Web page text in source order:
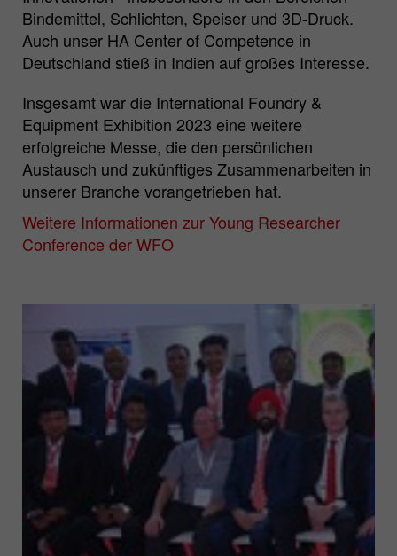
Bindemittel, Schlichten, Speiser und 3D-Druck.
Auch unser HA Center of Competence in
Deutschland stieß in Indien auf großes Interesse.
Insgesamt war die International Foundry &
Equipment Exhibition 2023 eine weitere
erfolgreiche Messe, die den persönlichen
Austausch und zukünftiges Zusammenarbeiten in
unserer Branche vorangetrieben hat.
Weitere Informationen zur Young Researcher
Conference der WFO